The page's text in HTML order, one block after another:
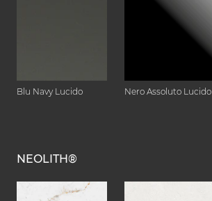
Blu Navy Lucido Nero Assoluto Lucido
NEOLITH®